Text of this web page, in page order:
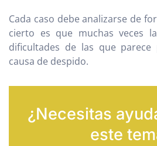
Cada caso debe analizarse de
cierto es que muchas veces
dificultades de las que
causa de despido.
¿Necesitas
este